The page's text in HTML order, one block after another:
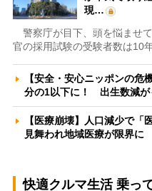
現…
警察庁が目下、頭を悩ませ
官の採用試験の受験者数は10
【安全・安心ニッポンの
分の1以下に！ 出生数減
【医療崩壊】人口減少で「
見舞われ地域医療が限界
快適クルマ生活 乗っ